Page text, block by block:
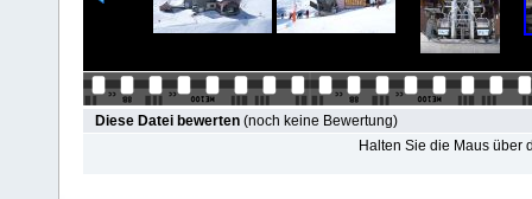
Diese Datei bewerten (noch keine Bewertung)
Halten Sie die Maus über